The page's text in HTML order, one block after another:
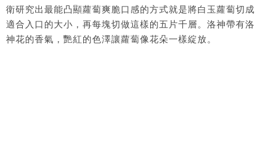
衛研究出最能凸顯蘿蔔爽脆口感的方式就是將白玉蘿蔔切成
適合入口的大小，再每塊切做這樣的五片千層。洛神帶有洛
神花的香氣，艷紅的色澤讓蘿蔔像花朵一樣綻放。